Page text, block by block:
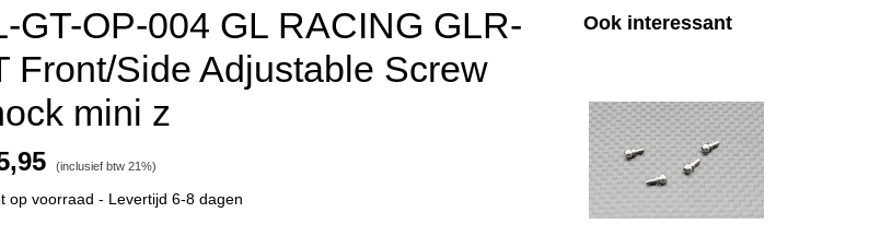
GT-OP-004 GL RACING GLR-
Front/Side Adjustable Screw
mini z
(inclusief btw 21%)
op voorraad - Levertijd 6-8 dagen
Ook interessant